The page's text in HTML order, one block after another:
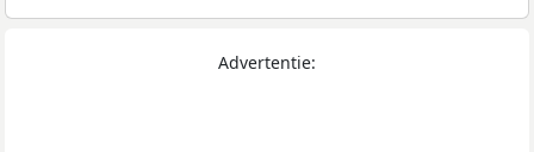
Advertentie: